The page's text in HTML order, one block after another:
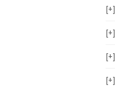
[+]
[+]
[+]
[+]